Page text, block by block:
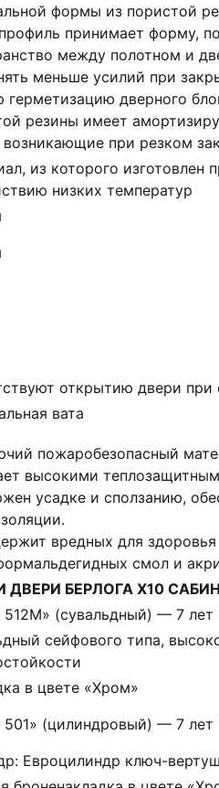
формы из пористой
принимает форму,
между полотном и
меньше усилий при
герметизацию дверного
резины имеет
при резком
из которого изготовлен
низких температур
открытию двери при
вата
пожаробезопасный
высокими
усадке и сползанию,
вредных для
смол и
ДВЕРИ БЕРЛОГА Х10
512М» (сувальдный) — 7 лет
сейфового типа,
в цвете «Хром»
501» (цилиндровый) — 7 лет
Евроцилиндр ключ-